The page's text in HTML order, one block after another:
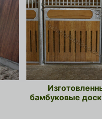
бамбуковые